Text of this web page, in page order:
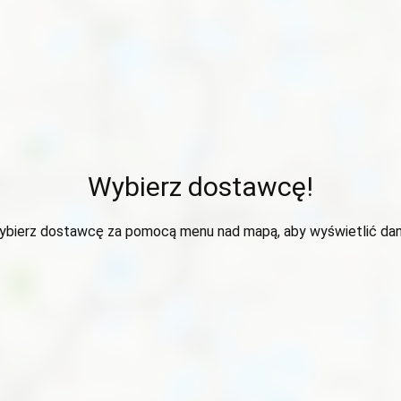
Wybierz dostawcę!
dostawcę za pomocą menu nad mapą, aby wyświetlić